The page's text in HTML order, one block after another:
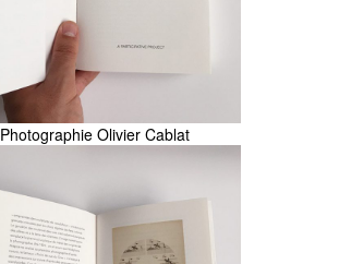
Photographie Olivier Cablat